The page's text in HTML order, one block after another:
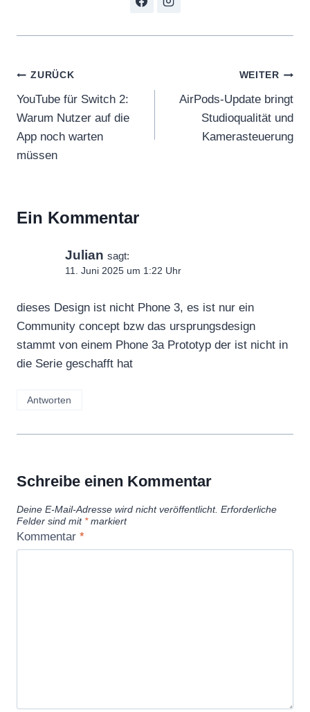
Beitragsnavigation
ZURÜCK
YouTube für Switch 2:
Warum Nutzer auf die
App noch warten
müssen
WEITER
AirPods-Update bringt
Studioqualität und
Kamerasteuerung
Ein Kommentar
Julian sagt:
11. Juni 2025 um 1:22 Uhr
dieses Design ist nicht Phone 3, es ist nur ein
Community concept bzw das ursprungsdesign
stammt von einem Phone 3a Prototyp der ist nicht in
die Serie geschafft hat
Antworten
Schreibe einen Kommentar
Deine E-Mail-Adresse wird nicht veröffentlicht. Erforderliche
Felder sind mit *markiert
Kommentar *